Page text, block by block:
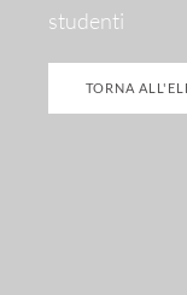
studenti
TORNA